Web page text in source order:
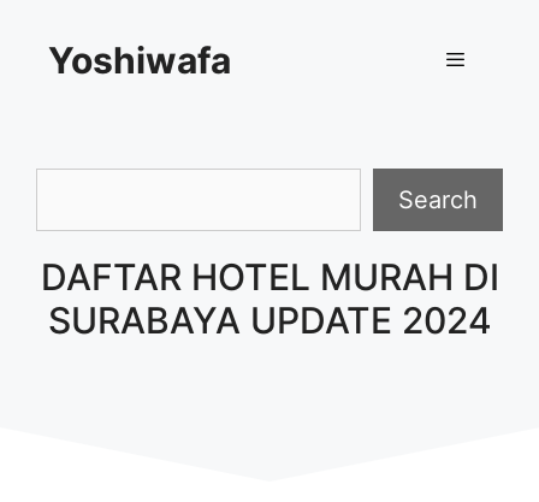
Yoshiwafa
Search
DAFTAR HOTEL MURAH DI
SURABAYA UPDATE 2024